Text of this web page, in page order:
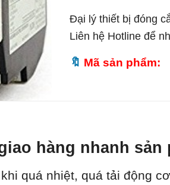
Đại lý thiết bị đóng
Liên hệ Hotline để
Mã sản phẩm:
hàng nhanh sản
quá nhiệt, quá tải động